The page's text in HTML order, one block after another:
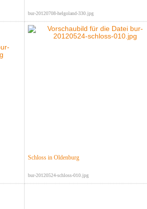
bur-20120708-helgoland-330.jpg
Schloss in Oldenburg
bur-20120524-schloss-010.jpg